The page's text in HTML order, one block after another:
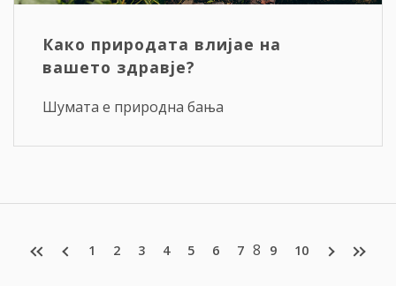
Како природата влијае на
вашето здравје?
Шумата е природна бања
1 2 3 4 5 6 7 8 9 10